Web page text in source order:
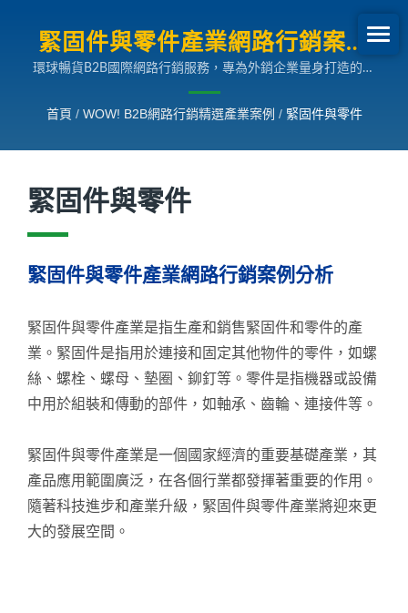
緊固件與零件產業網路行銷案例
分析 | B2B網路行銷SEO成長案
例
環球暢貨B2B國際網路行銷服務，專為外銷企業量身打造的多
首頁 / WOW! B2B網路行銷精選產業案例 / 緊固件與零件
緊固件與零件
緊固件與零件產業網路行銷案例分析
緊固件與零件產業是指生產和銷售緊固件和零件的產
業。緊固件是指用於連接和固定其他物件的零件，如螺
絲、螺栓、螺母、墊圈、鉚釘等。零件是指機器或設備
中用於組裝和傳動的部件，如軸承、齒輪、連接件等。
緊固件與零件產業是一個國家經濟的重要基礎產業，其
產品應用範圍廣泛，在各個行業都發揮著重要的作用。
隨著科技進步和產業升級，緊固件與零件產業將迎來更
大的發展空間。